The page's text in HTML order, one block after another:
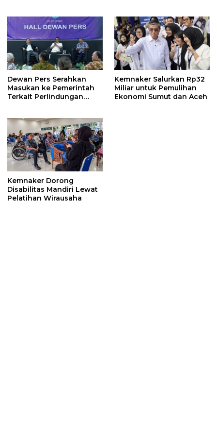
Dewan Pers Serahkan
Masukan ke Pemerintah
Terkait Perlindungan
Kemnaker Salurkan Rp32
Miliar untuk Pemulihan
Ekonomi Sumut dan Aceh
Kemnaker Dorong
Disabilitas Mandiri Lewat
Pelatihan Wirausaha